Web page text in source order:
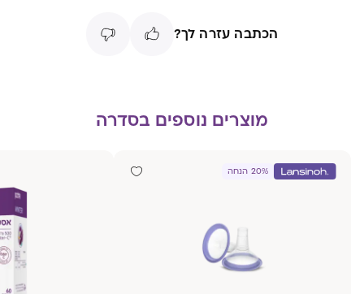
הכתבה עזרה לך?
מוצרים נוספים בסדרה
20% הנחה